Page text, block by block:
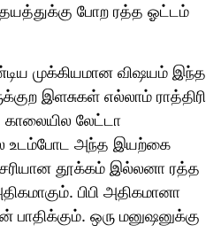
போற ரத்த ஓட்டம்
முக்கியமான விஷயம் இந்த
இளசுகள் எல்லாம் ராத்திரி
லேட்டா
உடம்போட அந்த இயற்கை
சரியான தூக்கம் இல்லனா ரத்த
பிபி அதிகமானா
ஒரு மனுஷனுக்கு